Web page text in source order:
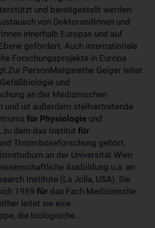
und bereitgestellt werden.
von DoktorandInnen und
innerhalb Europas und auf
gefördert. Auch internationale
Forschungsprojekte in Europa
PersonMargarethe Geiger leitet
Gefäßbiologie und
an der Medizinischen
und ist außerdem stellvertretende
für Physiologie und
zu dem das Institut für
Thromboseforschung gehört.
an der Universität Wien
Ausbildung u.a. an
Institute (La Jolla, USA). Sie
1989 für das Fach Medizinische
leitet sie eine
die biologische...